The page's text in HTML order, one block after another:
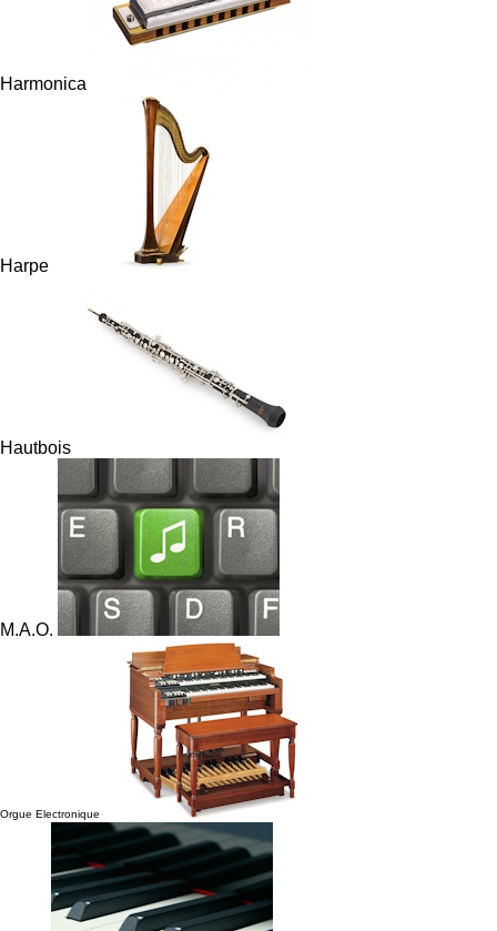
Harmonica
Harpe
Hautbois
M.A.O.
Orgue Electronique